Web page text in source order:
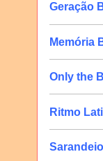
Geração
Memória
Only the
Ritmo
Sarandeio